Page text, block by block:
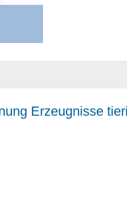
Erzeugnisse